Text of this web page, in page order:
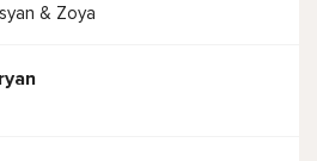
& Zoya